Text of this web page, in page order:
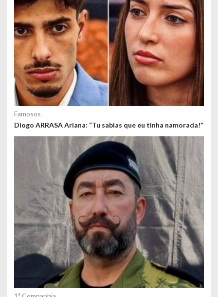
Famosos
Diogo ARRASA Ariana: “Tu sabias que eu tinha namorada!”